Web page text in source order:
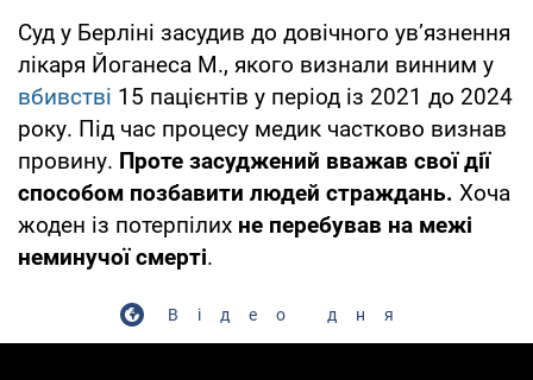
Суд у Берліні засудив до довічного ув’язнення
лікаря Йоганеса М., якого визнали винним у
вбивстві 15 пацієнтів у період із 2021 до 2024
року. Під час процесу медик частково визнав
провину. Проте засуджений вважав свої дії
способом позбавити людей страждань. Хоча
жоден із потерпілих не перебував на межі
неминучої смерті.
Відео дня